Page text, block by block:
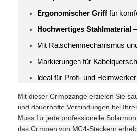
Ergonomischer Griff für
Hochwertiges Stahlmaterial
Mit Ratschenmechanismus
Markierungen für
Ideal für Profi- und
Mit dieser Crimpzange erzielen Sie
und dauerhafte Verbindungen bei
Muss für jede professionelle
das Crimpen von MC4-Steckern